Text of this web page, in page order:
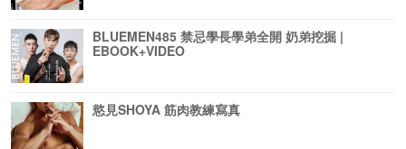
BLUEMEN485 禁忌學長學弟全開 奶弟挖掘 |
EBOOK+VIDEO
慾見SHOYA 筋肉教練寫真